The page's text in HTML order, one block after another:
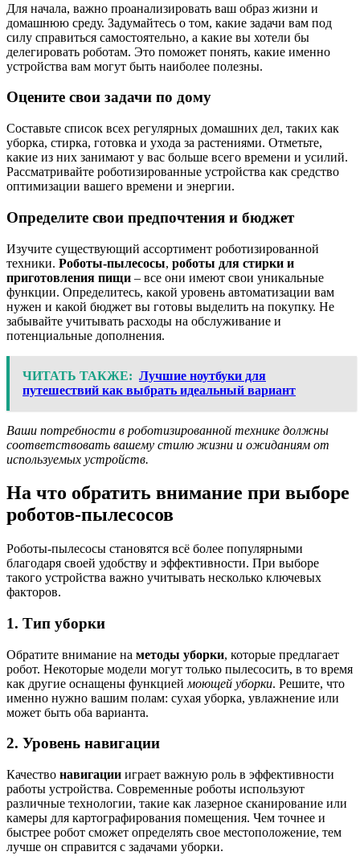
Для начала, важно проанализировать ваш образ жизни и
домашнюю среду. Задумайтесь о том, какие задачи вам под
силу справиться самостоятельно, а какие вы хотели бы
делегировать роботам. Это поможет понять, какие именно
устройства вам могут быть наиболее полезны.
Оцените свои задачи по дому
Составьте список всех регулярных домашних дел, таких как
уборка, стирка, готовка и ухода за растениями. Отметьте,
какие из них занимают у вас больше всего времени и усилий.
Рассматривайте роботизированные устройства как средство
оптимизации вашего времени и энергии.
Определите свои предпочтения и бюджет
Изучите существующий ассортимент роботизированной
техники. Роботы-пылесосы, роботы для стирки и
приготовления пищи – все они имеют свои уникальные
функции. Определитесь, какой уровень автоматизации вам
нужен и какой бюджет вы готовы выделить на покупку. Не
забывайте учитывать расходы на обслуживание и
потенциальные дополнения.
ЧИТАТЬ ТАКЖЕ: Лучшие ноутбуки для
путешествий как выбрать идеальный вариант
Ваши потребности в роботизированной технике должны
соответствовать вашему стилю жизни и ожиданиям от
используемых устройств.
На что обратить внимание при выборе
роботов-пылесосов
Роботы-пылесосы становятся всё более популярными
благодаря своей удобству и эффективности. При выборе
такого устройства важно учитывать несколько ключевых
факторов.
1. Тип уборки
Обратите внимание на методы уборки, которые предлагает
робот. Некоторые модели могут только пылесосить, в то время
как другие оснащены функцией моющей уборки. Решите, что
именно нужно вашим полам: сухая уборка, увлажнение или
может быть оба варианта.
2. Уровень навигации
Качество навигации играет важную роль в эффективности
работы устройства. Современные роботы используют
различные технологии, такие как лазерное сканирование или
камеры для картографирования помещения. Чем точнее и
быстрее робот сможет определять свое местоположение, тем
лучше он справится с задачами уборки.